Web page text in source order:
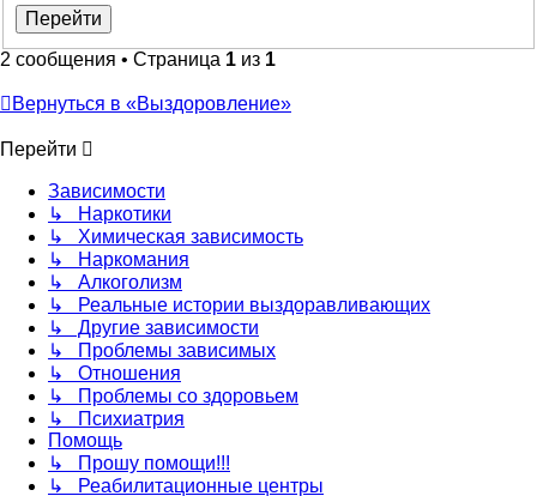
2 сообщения • Страница 1 из 1
Вернуться в «Выздоровление»
Перейти
Зависимости
↳ Наркотики
↳ Химическая зависимость
↳ Наркомания
↳ Алкоголизм
↳ Реальные истории выздоравливающих
↳ Другие зависимости
↳ Проблемы зависимых
↳ Отношения
↳ Проблемы со здоровьем
↳ Психиатрия
Помощь
↳ Прошу помощи!!!
↳ Реабилитационные центры